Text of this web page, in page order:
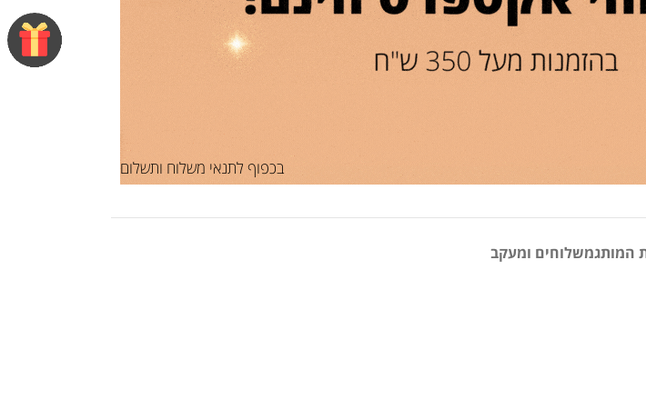
בכפוף לתנאי משלוח ותשלום
המותגמשלוחים ומעקב